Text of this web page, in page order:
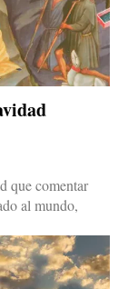
que comentar
al mundo,